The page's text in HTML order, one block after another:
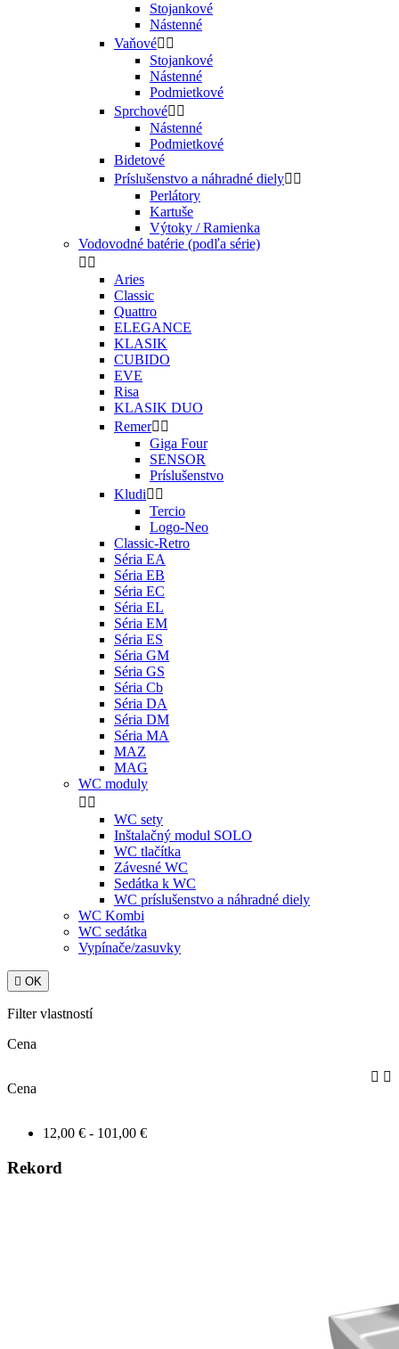
Stojankové
Nástenné
Vaňové 
Stojankové
Nástenné
Podmietkové
Sprchové 
Nástenné
Podmietkové
Bidetové
Príslušenstvo a náhradné diely 
Perlátory
Kartuše
Výtoky / Ramienka
Vodovodné batérie (podľa série)
 
Aries
Classic
Quattro
ELEGANCE
KLASIK
CUBIDO
EVE
Risa
KLASIK DUO
Remer 
Giga Four
SENSOR
Príslušenstvo
Kludi 
Tercio
Logo-Neo
Classic-Retro
Séria EA
Séria EB
Séria EC
Séria EL
Séria EM
Séria ES
Séria GM
Séria GS
Séria Cb
Séria DA
Séria DM
Séria MA
MAZ
MAG
WC moduly
 
WC sety
Inštalačný modul SOLO
WC tlačítka
Závesné WC
Sedátka k WC
WC príslušenstvo a náhradné diely
WC Kombi
WC sedátka
Vypínače/zasuvky
 OK
Filter vlastností
Cena
Cena
 
12,00 € - 101,00 €
Rekord